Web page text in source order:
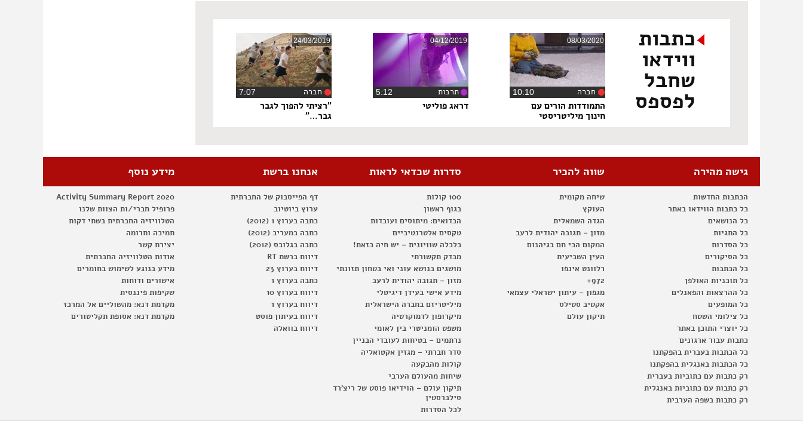
כתבות
ווידאו
שחבל
לפספס
08/03/2020
חברה
התמודדות הורים עם
חינוך מיליטריסטי
04/12/2019
תרבות
דראג פוליטי
24/03/2019
חברה
"רציתי להפוך לגבר
גבר…"
גישה מהירה
הכתבות החדשות
כל כתבות הווידאו באתר
כל הנושאים
כל התגיות
כל הסדרות
כל הסיקורים
כל הכתבות
כל תוכניות האולפן
כל ההרצאות והפאנלים
כל המופעים
כל צילומי השטח
כל יוצרי התוכן באתר
כתבות עבור ארגונים
כל הכתבות בעברית בהפקתנו
כל הכתבות באנגלית בהפקתנו
רק כתבות עם כתוביות בעברית
רק כתבות עם כתוביות באנגלית
רק כתבות בשפה הערבית
שווה להכיר
שיחה מקומית
העוקץ
הגדה השמאלית
מזון – תגובה יהודית לרעב
המקום הכי חם בגיהנום
העין השביעית
רלוונט אינפו
972+
מגפון – עיתון ישראלי עצמאי
אקטיב סטילס
תיקון עולם
סדרות שכדאי לראות
100 קולות
בגוף ראשון
הבדואים: מיתוסים ועובדות
טקסים אלטרנטיביים
כלכלה שוויונית – יש חיה כזאת!
מבדק תקשורתי
מושגים בנושא עוני ואי בטחון תזונתי
מזון – תגובה יהודית לרעב
מידע אישי בעידן דיגיטלי
מיליטריזם בחברה הישראלית
מיקרופון לדמוקרטיה
משפט הומניטרי בין לאומי
נרתמים – בטיחות לעובדי הבניין
סדר חברתי – מגזין אקטואליה
קולות מהבקעה
שיחות מהעולם הערבי
תיקון עולם – הוידיאו פוסט של ריצ'רד
סילברסטין
לכל הסדרות
אנחנו ברשת
דף הפייסבוק של החברתית
ערוץ ביוטיוב
כתבה בערוץ 1 (2012)
כתבה במעריב (2012)
כתבה בגלובס (2012)
דיווח ברשת RT
דיווח בערוץ 23
כתבה בערוץ 1
דיווח בערוץ 10
דיווח בערוץ 1
דיווח בעיתון פוסט
דיווח בוואלה
מידע נוסף
Activity Summary Report 2020
פרופיל חברי/ות הצוות שלנו
הטלוויזיה החברתית בשתי דקות
תמיכה ותרומה
יצירת קשר
אודות הטלוויזיה החברתית
מידע בנוגע לשימוש בחומרים
אישורים ודוחות
שקיפות פיננסית
מקדמת דנא: מהשוליים אל המרכז
מקדמת דנא: אסופת תקליטורים